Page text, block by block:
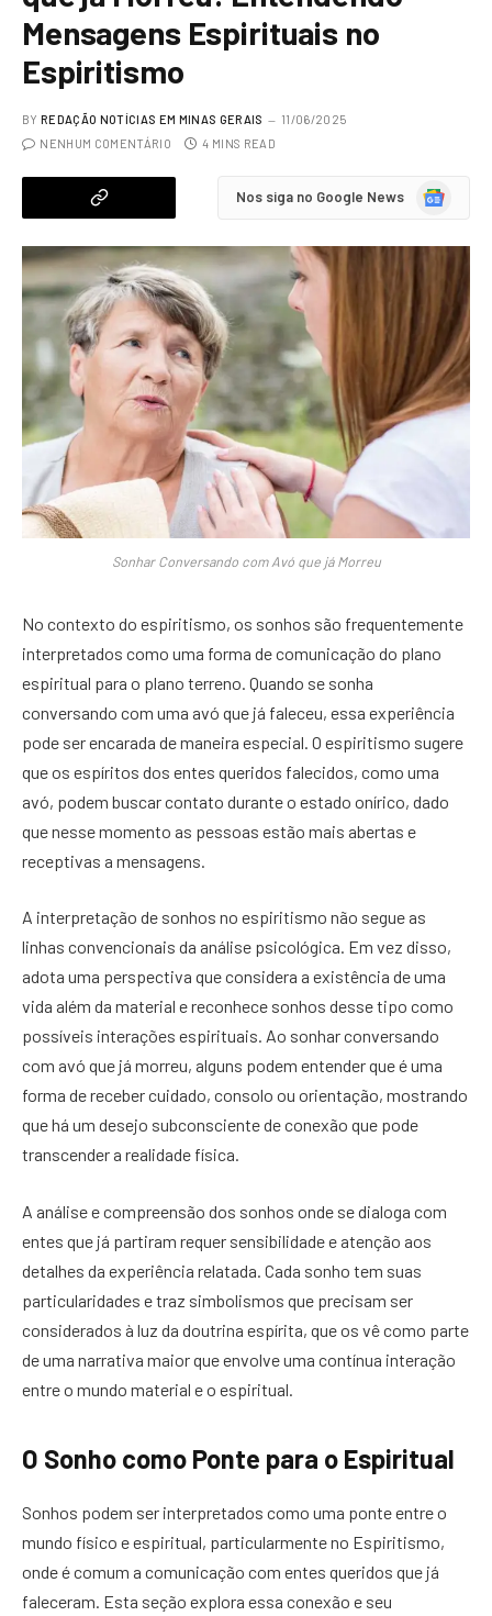
Mensagens Espirituais no
Espiritismo
BY REDAÇÃO NOTÍCIAS EM MINAS GERAIS
11/06/2025
NENHUM COMENTÁRIO
4 MINS READ
Nos siga no Google News
Google
Sonhar Conversando com Avó que já Morreu
No contexto do espiritismo, os sonhos são frequentemente
interpretados como uma forma de comunicação do plano
espiritual para o plano terreno. Quando se sonha
conversando com uma avó que já faleceu, essa experiência
pode ser encarada de maneira especial. O espiritismo sugere
que os espíritos dos entes queridos falecidos, como uma
avó, podem buscar contato durante o estado onírico, dado
que nesse momento as pessoas estão mais abertas e
receptivas a mensagens.
A interpretação de sonhos no espiritismo não segue as
linhas convencionais da análise psicológica. Em vez disso,
adota uma perspectiva que considera a existência de uma
vida além da material e reconhece sonhos desse tipo como
possíveis interações espirituais. Ao sonhar conversando
com avó que já morreu, alguns podem entender que é uma
forma de receber cuidado, consolo ou orientação, mostrando
que há um desejo subconsciente de conexão que pode
transcender a realidade física.
A análise e compreensão dos sonhos onde se dialoga com
entes que já partiram requer sensibilidade e atenção aos
detalhes da experiência relatada. Cada sonho tem suas
particularidades e traz simbolismos que precisam ser
considerados à luz da doutrina espírita, que os vê como parte
de uma narrativa maior que envolve uma contínua interação
entre o mundo material e o espiritual.
O Sonho como Ponte para o Espiritual
Sonhos podem ser interpretados como uma ponte entre o
mundo físico e espiritual, particularmente no Espiritismo,
onde é comum a comunicação com entes queridos que já
faleceram. Esta seção explora essa conexão e seu